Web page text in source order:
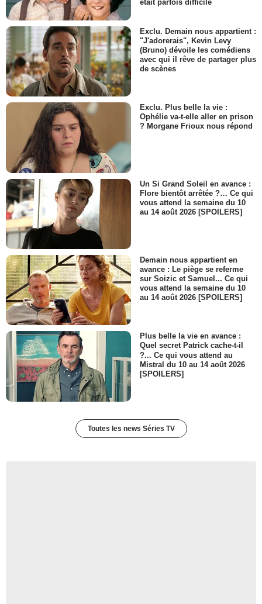
était parfois difficile
Exclu. Demain nous appartient :
"J'adorerais", Kevin Levy
(Bruno) dévoile les comédiens
avec qui il rêve de partager plus
de scènes
Exclu. Plus belle la vie :
Ophélie va-t-elle aller en prison
? Morgane Frioux nous répond
Un Si Grand Soleil en avance :
Flore bientôt arrêtée ?… Ce qui
vous attend la semaine du 10
au 14 août 2026 [SPOILERS]
Demain nous appartient en
avance : Le piège se referme
sur Soizic et Samuel... Ce qui
vous attend la semaine du 10
au 14 août 2026 [SPOILERS]
Plus belle la vie en avance :
Quel secret Patrick cache-t-il
?... Ce qui vous attend au
Mistral du 10 au 14 août 2026
[SPOILERS]
Toutes les news Séries TV